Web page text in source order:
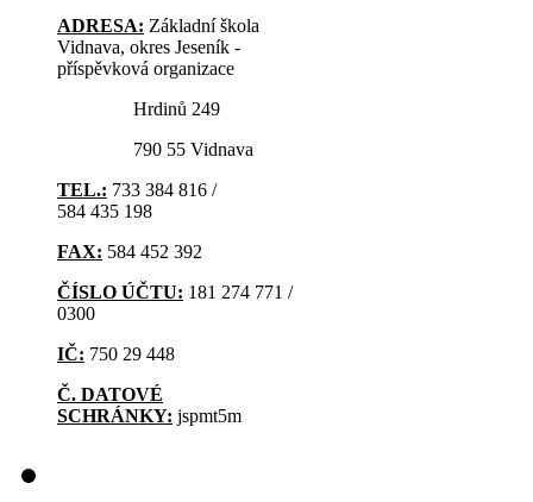
ADRESA: Základní škola
Vidnava, okres Jeseník -
příspěvková organizace
Hrdinů 249
790 55 Vidnava
TEL.: 733 384 816 /
584 435 198
FAX: 584 452 392
ČÍSLO ÚČTU: 181 274 771 /
0300
IČ: 750 29 448
Č. DATOVÉ
SCHRÁNKY: jspmt5m